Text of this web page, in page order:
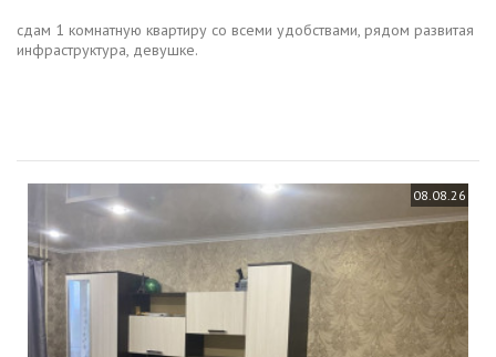
сдам 1 комнатную квартиру со всеми удобствами, рядом развитая
инфраструктура, девушке.
08.08.26